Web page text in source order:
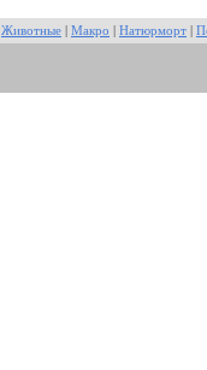
Животные Макро Натюрморт